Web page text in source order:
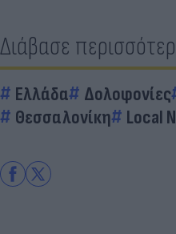
Διάβασε
Ελλάδα Δολοφονίες
Θεσσαλονίκη
Local